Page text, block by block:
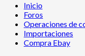
Inicio
Foros
Operaciones de
Importaciones
Compra Ebay